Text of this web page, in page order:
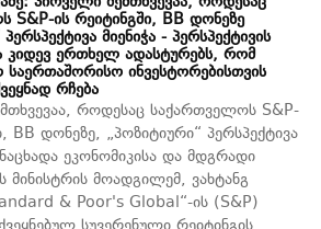
S&P-ის რეიტინგში, BB დონეზე
მიენიჭა - პერსპექტივის
კიდევ ერთხელ ადასტურებს, რომ
ინვესტორებისთვის
რჩება
როდესაც საქართველოს S&P-
BB დონეზე, „პოზიტიური“ პერსპექტივა
ეკონომიკისა და მდგრადი
მინისტრის მოადგილემ, ვახტანგ
& Poor's Global“-ის (S&P)